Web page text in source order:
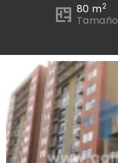
80 m2
Tamaño